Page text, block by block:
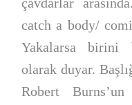
catch a body/
Yakalarsa birini
olarak duyar.
Robert